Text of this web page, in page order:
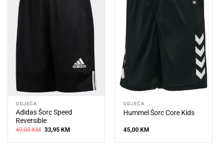
ODJEĆA
Adidas Šorc Speed
Reversible
49,00KM Original
price
was:
33,95 KMCurrent
is:
ODJEĆA
Hummel Šorc Core Kids
45,00 KM